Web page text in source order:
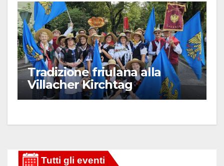
Tradizione friulana alla
Villacher Kirchtag